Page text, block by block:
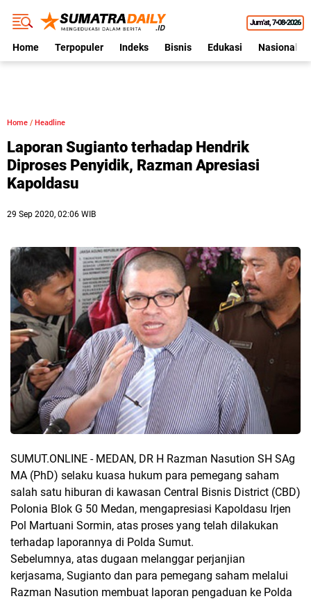
Jum'at 7•08•2026
Home Terpopuler Indeks Bisnis Edukasi Nasional
Home / Headline
Laporan Sugianto terhadap Hendrik
Diproses Penyidik, Razman Apresiasi
Kapoldasu
29 Sep 2020, 02:06 WIB
SUMUT.ONLINE - MEDAN, DR H Razman Nasution SH SAg
MA (PhD) selaku kuasa hukum para pemegang saham
salah satu hiburan di kawasan Central Bisnis District (CBD)
Polonia Blok G 50 Medan, mengapresiasi Kapoldasu Irjen
Pol Martuani Sormin, atas proses yang telah dilakukan
terhadap laporannya di Polda Sumut.
Sebelumnya, atas dugaan melanggar perjanjian
kerjasama, Sugianto dan para pemegang saham melalui
Razman Nasution membuat laporan pengaduan ke Polda